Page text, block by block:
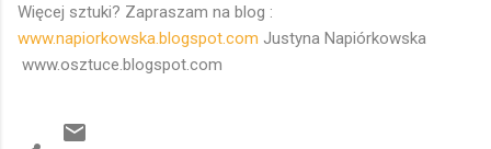
Więcej sztuki? Zapraszam na blog :
www.napiorkowska.blogspot.com Justyna Napiórkowska
www.osztuce.blogspot.com